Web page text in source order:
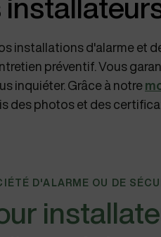
installations d'alarme et
préventif. Vous
inquiéter. Grâce à notre
des photos et des
D'ALARME OU DE